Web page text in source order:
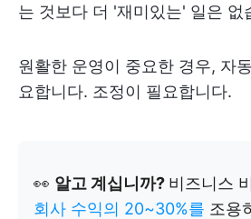
는 것보다 더 '재미있는' 일은 없
원활한 운영이 중요한 경우, 자
요합니다. 조정이 필요합니다.
👀 알고 계십니까? 비즈니스
회사 수익의 20~30%를 조용